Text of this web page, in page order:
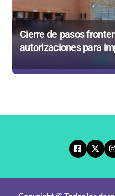
Cierre de pasos
autorizaciones para